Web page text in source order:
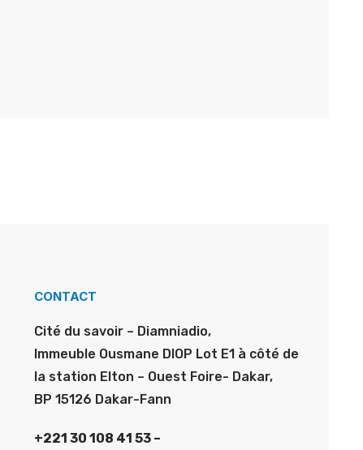
CONTACT
Cité du savoir – Diamniadio,
Immeuble Ousmane DIOP Lot E1 à côté de
la station Elton – Ouest Foire- Dakar,
BP 15126 Dakar-Fann
+221 30 108 41 53 –